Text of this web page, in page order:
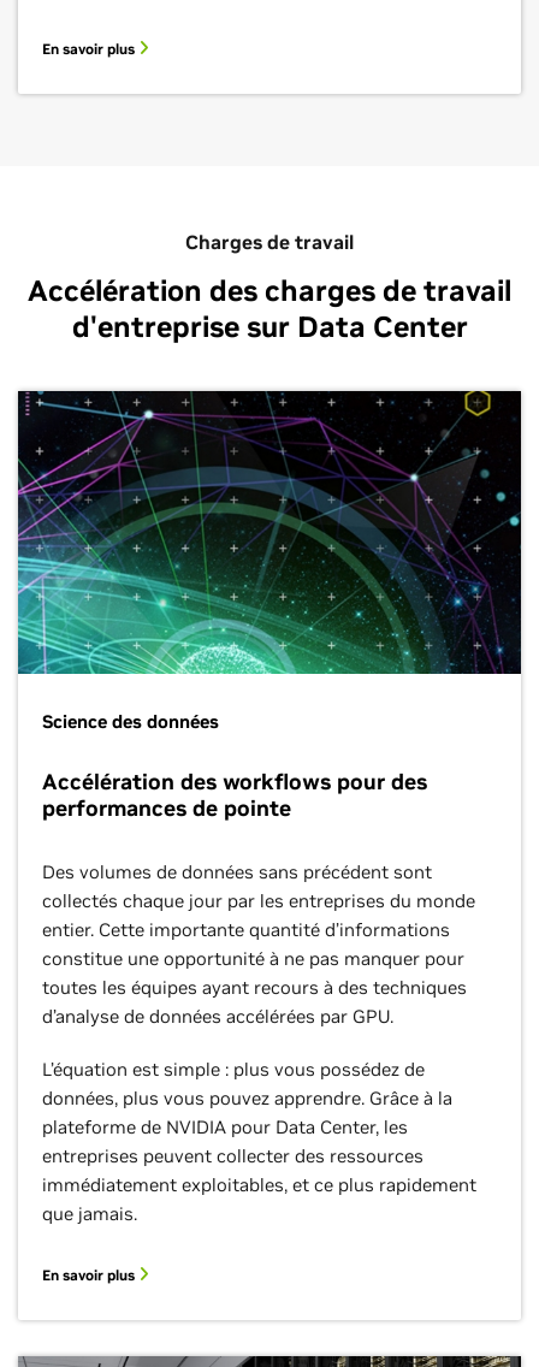
En savoir plus
Charges de travail
Accélération des charges de travail
d'entreprise sur Data Center
Science des données
Accélération des workflows pour des
performances de pointe
Des volumes de données sans précédent sont
collectés chaque jour par les entreprises du monde
entier. Cette importante quantité d’informations
constitue une opportunité à ne pas manquer pour
toutes les équipes ayant recours à des techniques
d’analyse de données accélérées par GPU.
L’équation est simple : plus vous possédez de
données, plus vous pouvez apprendre. Grâce à la
plateforme de NVIDIA pour Data Center, les
entreprises peuvent collecter des ressources
immédiatement exploitables, et ce plus rapidement
que jamais.
En savoir plus